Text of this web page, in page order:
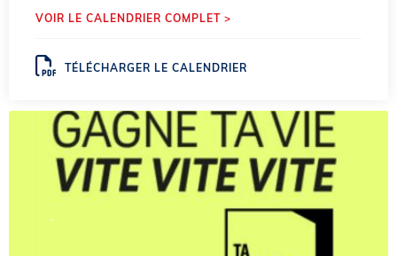
VOIR LE CALENDRIER COMPLET >
TÉLÉCHARGER LE CALENDRIER
.